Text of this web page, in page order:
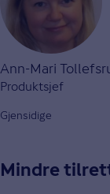
Ann-Mari
Produktsjef
Gjensidige
Mindre